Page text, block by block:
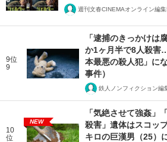
週刊文春CINEMAオンライン編
9位
9
「逮捕のきっかけは
か1ヶ月半で8人殺害
本最悪の殺人犯」に
事件）
鉄人ノンフィクション編
10
位
NEW
「気絶させて強姦」
殺害」遺体はスコッ
キロの巨漢男（25）